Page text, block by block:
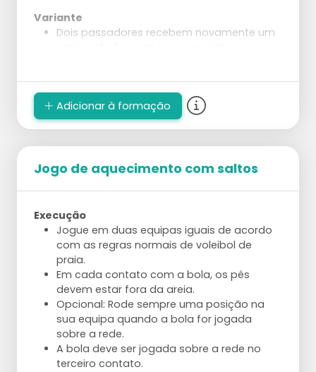
Variante
Dois passadores recebem novamente um
Depois que o passe é dado, o passador
observa onde o servidor está.
Segue-se uma preparação e ataque,
servidor torna-se passador reserva, o
passador que atacou torna-se o
levantador, e o levantador torna-se
servidor.
Adicionar à formação
Jogo de aquecimento com saltos
Execução
Jogue em duas equipas iguais de acordo
com as regras normais de voleibol de
praia.
Em cada contato com a bola, os pés
devem estar fora da areia.
Opcional: Rode sempre uma posição na
sua equipa quando a bola for jogada
sobre a rede.
A bola deve ser jogada sobre a rede no
terceiro contato.